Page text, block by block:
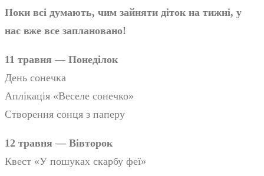
Поки всі думають, чим зайняти діток на тижні, у
нас вже все заплановано!
11 травня — Понеділок
День сонечка
Аплікація «Веселе сонечко»
Створення сонця з паперу
12 травня — Вівторок
Квест «У пошуках скарбу феї»